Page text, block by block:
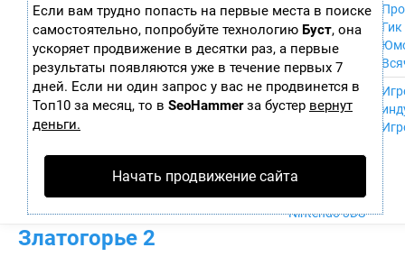
Если вам трудно попасть на первые места в поиске
самостоятельно, попробуйте технологию Буст, она
ускоряет продвижение в десятки раз, а первые
результаты появляются уже в течение первых 7
дней. Если ни один запрос у вас не продвинется в
Топ10 за месяц, то в SeoHammerза бустер вернут
деньги.
Начать продвижение сайта
Android
iPhone, iPod,
iPad
MacOS
Sega Mega Drive
NES
Wii U
PS4
Xbox One
Nintendo 3DS
Гик
Златогорье 2